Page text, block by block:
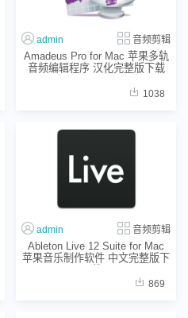
admin 音频剪辑
Amadeus Pro for Mac 苹果多轨
音频编辑程序 汉化完整版下载
1038
admin 音频剪辑
Ableton Live 12 Suite for Mac
苹果音乐制作软件 中文完整版下
869